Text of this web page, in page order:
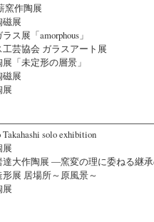
窯作陶展
磁展
ス展「amorphous」
工芸協会 ガラスアート展
「未定形の層景」
磁展
展
solo exhibition
展
達大作陶展 ―窯変の理に委ねる継
展 居場所～原風景～
展